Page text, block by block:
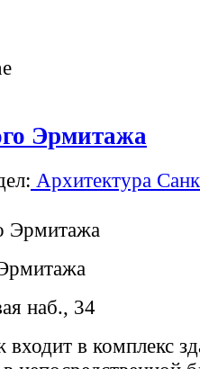
Эрмитажа
Архитектура
наб., 34
в комплекс